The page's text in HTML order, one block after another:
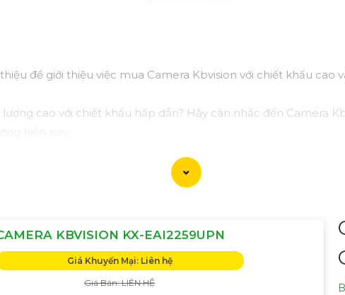
để giới thiệu việc mua Camera Kbvision với chiết khấu cao
cao với chiết khấu hấp dẫn? Hãy cân nhắc đến Camera
cao và bảo vệ ngôi nhà, cửa hàng hoặc văn phòng của bạn
Nếu bạn cần thêm sự điều chỉnh hoặc hỗ trợ khác, đừng ngần
KBVISION KX-EAI2259UPN
Giá Khuyến Mại: Liên hệ
Giá Bán: LIÊN HỆ